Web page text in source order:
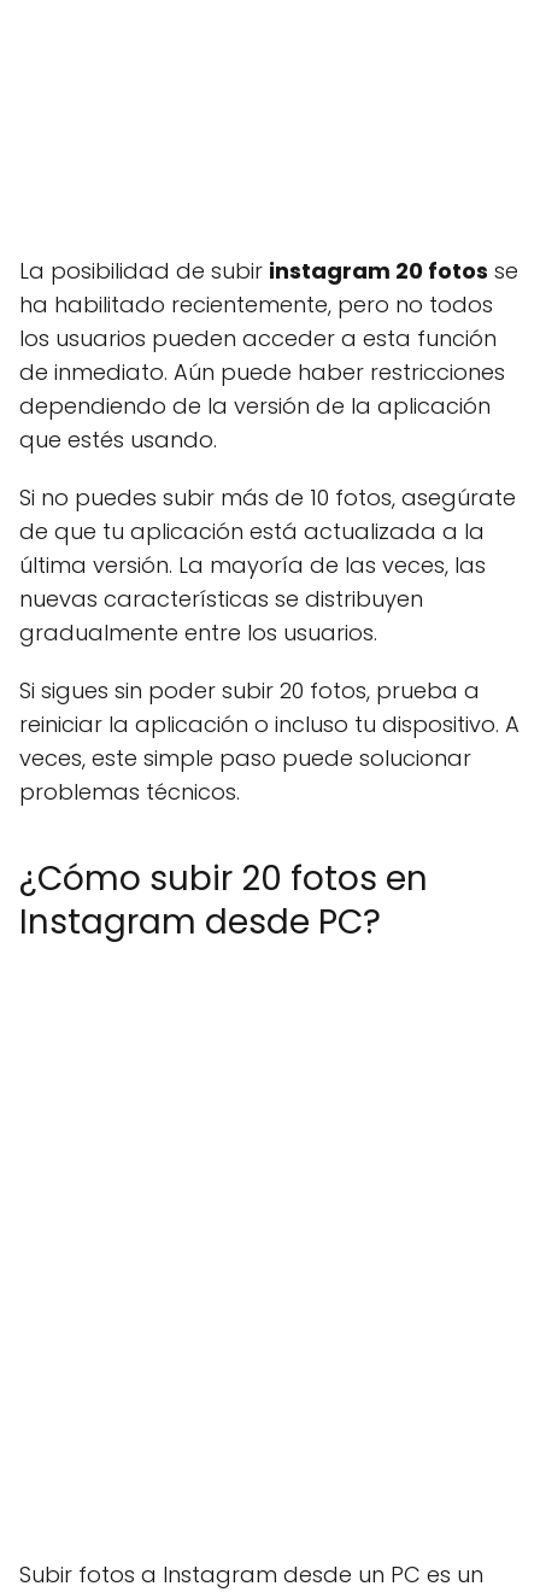
La posibilidad de subir instagram 20 fotos se
ha habilitado recientemente, pero no todos
los usuarios pueden acceder a esta función
de inmediato. Aún puede haber restricciones
dependiendo de la versión de la aplicación
que estés usando.
Si no puedes subir más de 10 fotos, asegúrate
de que tu aplicación está actualizada a la
última versión. La mayoría de las veces, las
nuevas características se distribuyen
gradualmente entre los usuarios.
Si sigues sin poder subir 20 fotos, prueba a
reiniciar la aplicación o incluso tu dispositivo. A
veces, este simple paso puede solucionar
problemas técnicos.
¿Cómo subir 20 fotos en
Instagram desde PC?
Subir fotos a Instagram desde un PC es un